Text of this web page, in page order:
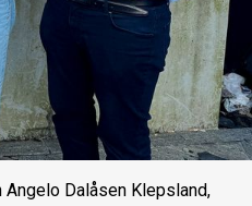
Angelo Dalåsen Klepsland,